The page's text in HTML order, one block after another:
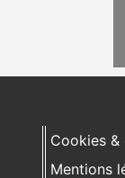
Cookies
Mentions